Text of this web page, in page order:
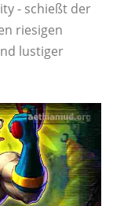
- schießt der
riesigen
lustiger